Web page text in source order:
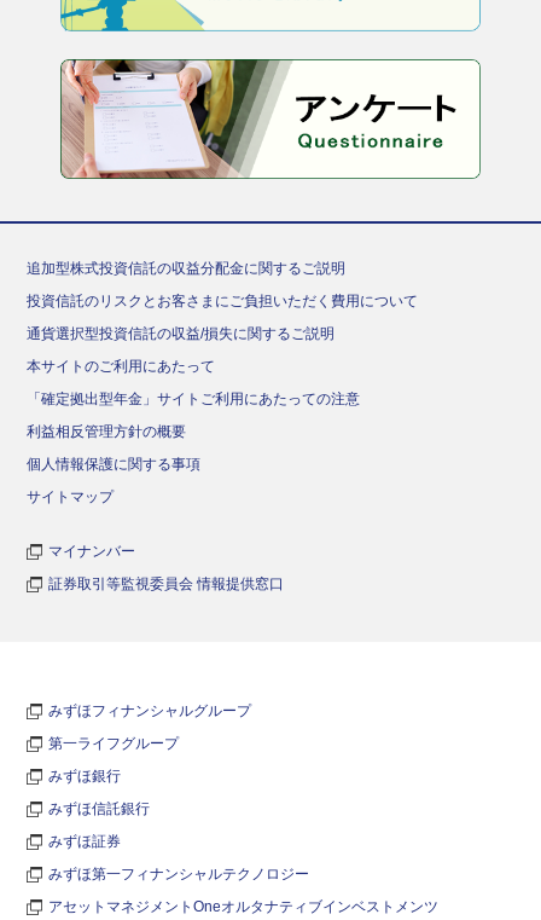
追加型株式投資信託の収益分配金に関するご説明
投資信託のリスクとお客さまにご負担いただく費用について
通貨選択型投資信託の収益/損失に関するご説明
本サイトのご利用にあたって
「確定拠出型年金」サイトご利用にあたっての注意
利益相反管理方針の概要
個人情報保護に関する事項
サイトマップ
マイナンバー
証券取引等監視委員会 情報提供窓口
みずほフィナンシャルグループ
第一ライフグループ
みずほ銀行
みずほ信託銀行
みずほ証券
みずほ第一フィナンシャルテクノロジー
アセットマネジメントOneオルタナティブインベストメンツ